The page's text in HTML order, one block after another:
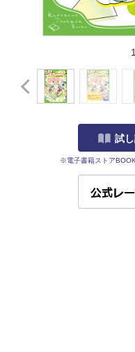
1
試
※電子書籍ストア